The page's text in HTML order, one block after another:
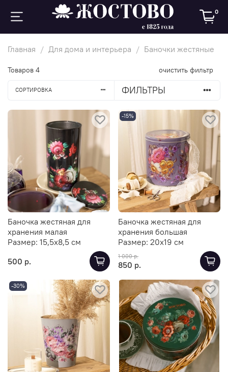
0
Главная Для дома и интерьера Баночки жестяные
Товаров 4 очистить фильтр
СОРТИРОВКА ФИЛЬТРЫ
Баночка жестяная для
хранения малая
Размер: 15,5х8,5 см
500 р.
-15%
Баночка жестяная для
хранения большая
Размер: 20х19 см
1 000 р.
850 р.
-30%